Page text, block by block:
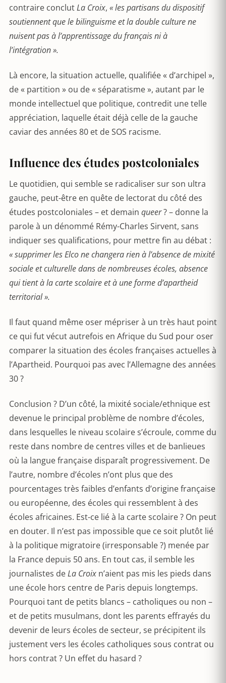
contraire conclutLa Croix, « les partisans du dispositif
soutiennent que le bilinguisme et la double culture ne
nuisent pas à l’apprentissage du français ni à
l’intégration ».
Là encore, la situation actuelle, qualifiée « d’archipel »,
de « partition » ou de « séparatisme », autant par le
monde intellectuel que politique, contredit une telle
appréciation, laquelle était déjà celle de la gauche
caviar des années 80 et de SOS racisme.
Influence des études postcoloniales
Le quotidien, qui semble se radicaliser sur son ultra
gauche, peut-être en quête de lectorat du côté des
études postcoloniales – et demain queer? – donne la
parole à un dénommé Rémy-Charles Sirvent, sans
indiquer ses qualifications, pour mettre fin au débat :
« supprimer les Elco ne changera rien à l’absence de mixité
sociale et culturelle dans de nombreuses écoles, absence
qui tient à la carte scolaire et à une forme d’apartheid
territorial».
Il faut quand même oser mépriser à un très haut point
ce qui fut vécut autrefois en Afrique du Sud pour oser
comparer la situation des écoles françaises actuelles à
l’Apartheid. Pourquoi pas avec l’Allemagne des années
30 ?
Conclusion ? D’un côté, la mixité sociale/ethnique est
devenue le principal problème de nombre d’écoles,
dans lesquelles le niveau scolaire s’écroule, comme du
reste dans nombre de centres villes et de banlieues
où la langue française disparaît progressivement. De
l’autre, nombre d’écoles n’ont plus que des
pourcentages très faibles d’enfants d’origine française
ou européenne, des écoles qui ressemblent à des
écoles africaines. Est-ce lié à la carte scolaire ? On peut
en douter. Il n’est pas impossible que ce soit plutôt lié
à la politique migratoire (irresponsable ?) menée par
la France depuis 50 ans. En tout cas, il semble les
journalistes deLa Croix n’aient pas mis les pieds dans
une école hors centre de Paris depuis longtemps.
Pourquoi tant de petits blancs – catholiques ou non –
et de petits musulmans, dont les parents effrayés du
devenir de leurs écoles de secteur, se précipitent ils
justement vers les écoles catholiques sous contrat ou
hors contrat ? Un effet du hasard ?